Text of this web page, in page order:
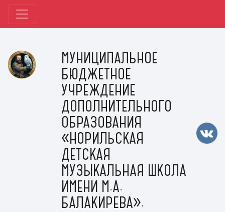
МУНИЦИПАЛЬНОЕ
БЮДЖЕТНОЕ
УЧРЕЖДЕНИЕ
ДОПОЛНИТЕЛЬНОГО
ОБРАЗОВАНИЯ
«НОРИЛЬСКАЯ
ДЕТСКАЯ
МУЗЫКАЛЬНАЯ ШКОЛА
ИМЕНИ М.А.
БАЛАКИРЕВА».